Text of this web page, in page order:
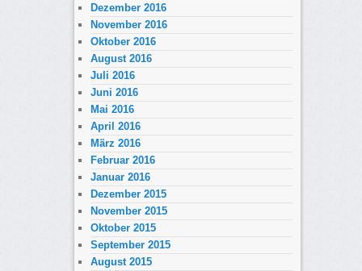
Dezember 2016
November 2016
Oktober 2016
August 2016
Juli 2016
Juni 2016
Mai 2016
April 2016
März 2016
Februar 2016
Januar 2016
Dezember 2015
November 2015
Oktober 2015
September 2015
August 2015